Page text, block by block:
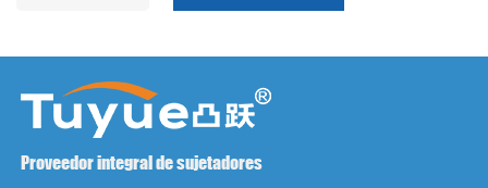
Proveedor integral de sujetadores